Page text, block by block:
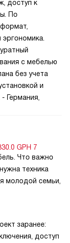
доступ к
По
с мебелью
без учета
и
Германия,
GPH 7
Что важно
техника
молодой семьи,
заранее:
доступ